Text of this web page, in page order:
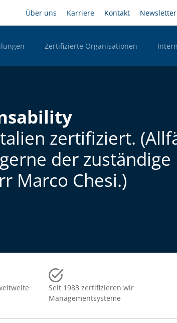
zum
Inhalt
Headernavigation
Über uns Karriere Kontakt Newsletter
Zertifizierte Organisationen
zertifiziert.
der zuständige
Marco Chesi.)
Seit 1983 zertifizieren wir
Managementsysteme